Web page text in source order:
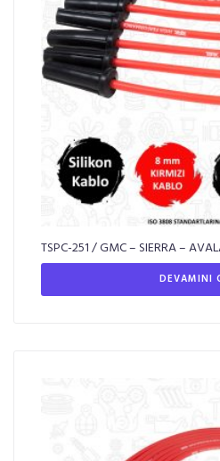
TSPC-251 / GMC – SIERRA –
DEVAMINI